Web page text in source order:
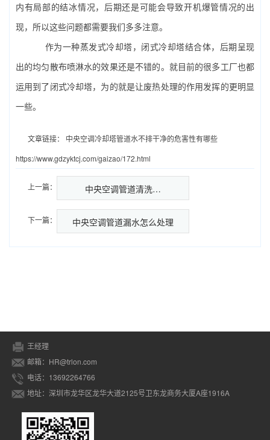
内有局部的结冰情况，后期还是可能会导致开机爆管情况的出
现，所以这些问题都需要我们多多注意。
作为一种蒸发式冷却塔，闭式冷却塔结合体，后期呈现
出的均匀散布喷淋水的效果还是不错的。就目前的很多工厂也都
运用到了闭式冷却塔，为的就是让废热处理的作用发挥的更明显
一些。
文章链接：
中央空调冷却塔管道水不排干净的危害性有哪些
https://www.gdzyktcj.com/gaizao/172.html
上一篇： 中央空调管道清洗…
下一篇： 中央空调管道漏水怎么处理
王经理
邮箱：HR@trlon.com
电话：13692264766
地址：深圳市龙华区龙华大道2125号卫东龙商务大厦A座1916A